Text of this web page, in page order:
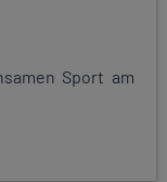
Sport am